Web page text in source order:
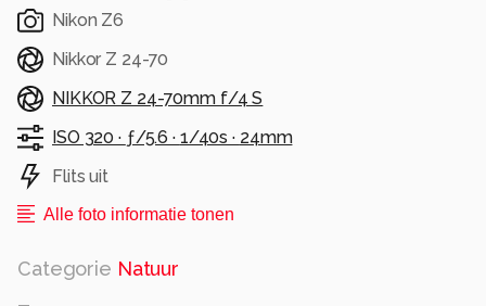
Nikon Z6
Nikkor Z 24-70
NIKKOR Z 24-70mm f/4 S
ISO 320 · ƒ/5.6 · 1/40s · 24mm
Flits uit
Alle foto informatie tonen
Categorie Natuur